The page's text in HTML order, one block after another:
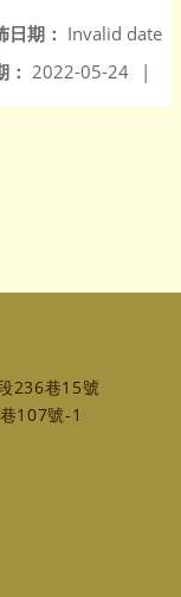
日期： Invalid date
2022-05-24 |
236巷15號
107號-1